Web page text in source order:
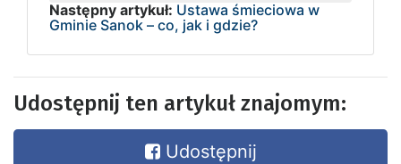
Następny artykuł: Ustawa śmieciowa w
Gminie Sanok – co, jak i gdzie?
Udostępnij ten artykuł znajomym:
Udostępnij